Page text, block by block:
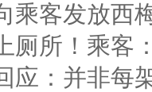
乘客发放西
厕所！乘客
应：并非每